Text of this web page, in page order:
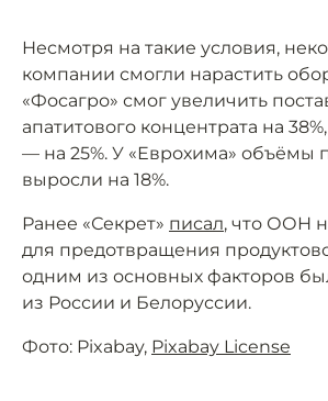
Несмотря на такие условия,
компании смогли нарастить
«Фосагро» смог увеличить
апатитового концентрата на
— на 25%. У «Еврохима» объёмы
выросли на 18%.
Ранее «Секрет» писал, что ООН
для предотвращения
одним из основных факторов
из России и Белоруссии.
Фото: Pixabay, Pixabay License